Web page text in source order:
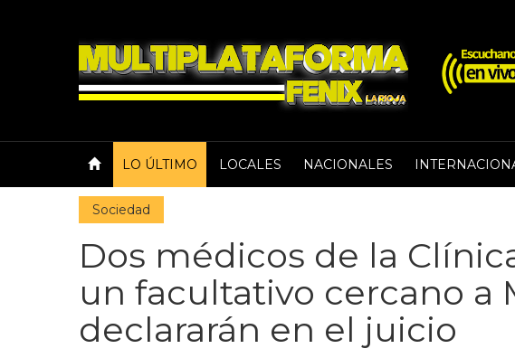
LO ÚLTIMO LOCALES NACIONALES
Sociedad
Dos médicos de la
un facultativo cercano a
declararán en el juicio